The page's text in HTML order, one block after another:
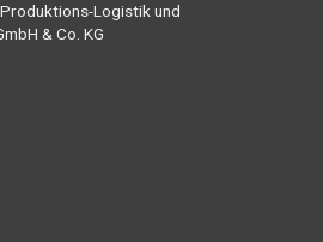
Logistik und
& Co. KG